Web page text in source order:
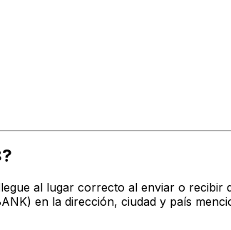
al lugar correcto al enviar o
en la dirección, ciudad y país